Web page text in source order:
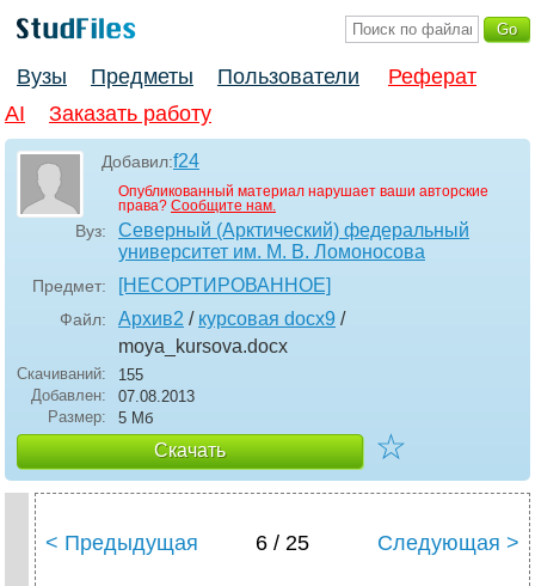
Вузы Предметы Пользователи
Реферат
AI
Заказать работу
Добавил:f24
Опубликованный материал нарушает ваши авторские
права? Сообщите нам.
Вуз:
Северный (Арктический) федеральный
университет им. М. В. Ломоносова
Предмет: [НЕСОРТИРОВАННОЕ]
Файл: Архив2 / курсовая docx9 /
moya_kursova.docx
Скачиваний:
155
Добавлен:
07.08.2013
Размер:
5 Мб
Скачать ☆
< Предыдущая 6 / 25 Следующая >